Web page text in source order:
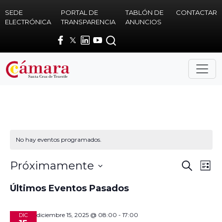
SEDE
ELECTRÓNICA
PORTAL DE
TRANSPARENCIA
TABLÓN DE
ANUNCIOS
CONTACTAR
No hay eventos programados.
Buscar
Lista
Próximamente
fecha.
Últimos Eventos Pasados
DIC diciembre 15, 2025 @ 08:00 - 17:00